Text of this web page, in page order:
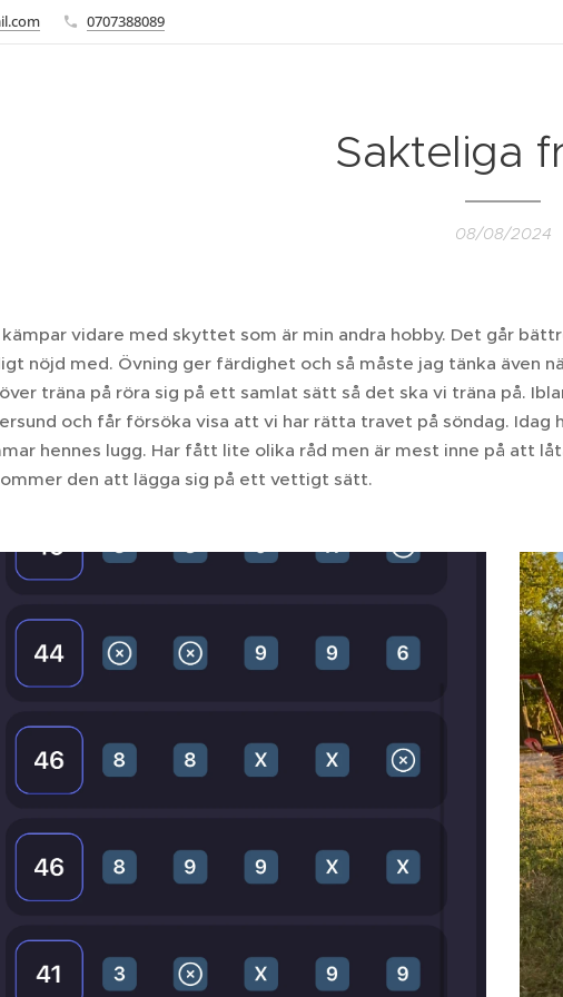
0707388089
Sakteliga
08/08/2024
kämpar vidare med skyttet som är min andra hobby. Det går
nöjd med. Övning ger färdighet och så måste jag tänka även
träna på röra sig på ett samlat sätt så det ska vi träna på.
och får försöka visa att vi har rätta travet på söndag. Idag
hennes lugg. Har fått lite olika råd men är mest inne på att
den att lägga sig på ett vettigt sätt.